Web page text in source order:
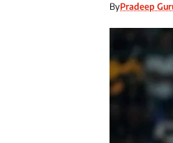
ByPradeep